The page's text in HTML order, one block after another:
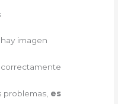
imagen
es